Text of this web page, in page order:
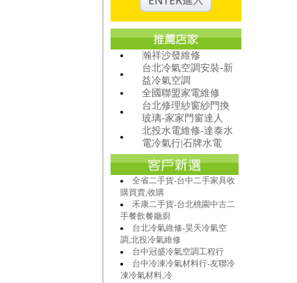
瀚祥沙發維修
台北冷氣空調安裝-新
益冷氣空調
全國聯盟家電維修
台北修理紗窗紗門換
玻璃-家家門窗達人
北投水電維修-達泰水
電冷氣行|石牌水電
全省二手貨-台中二手家具收
購買賣,收購
禾康二手貨-台北桃園中古二
手餐飲餐廳廚
台北冷氣維修-昊天冷氣空
調,北投冷氣維修
台中冠盛冷氣空調工程行
台中冷凍冷氣材料行-友聯冷
凍冷氣材料,冷